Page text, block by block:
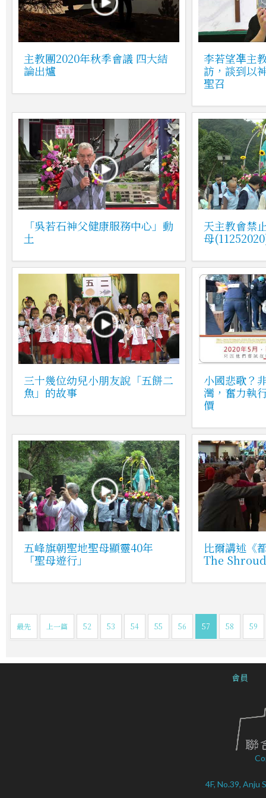
主教團2020年秋季會議 四大結
論出爐
李若望凖主
訪，談到以
聖召
「吳若石神父健康服務中心」動
土
天主教會禁
母
三十幾位幼兒小朋友說「五餅二
魚」的故事
小國悲歌？
灣，奮力執
價
五峰旗朝聖地聖母顯靈40年
「聖母遊行」
比爾講述《
The
最先 上一篇 52 53 54 55 56 57 58 59
會員
4F, No.39, Anju